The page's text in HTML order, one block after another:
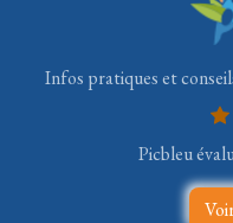
Infos pratiques et
Picbleu